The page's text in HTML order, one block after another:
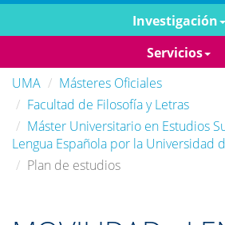
Investigación
Servicios
UMA
Másteres Oficiales
Facultad de Filosofía y Letras
Máster Universitario en Estudios
Lengua Española por la Universidad
Plan de estudios